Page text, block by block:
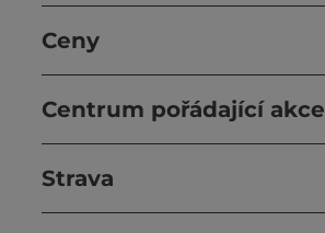
Ceny
Centrum pořádající akce
Strava